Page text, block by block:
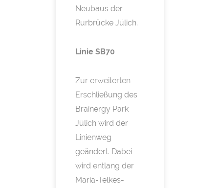
Neubaus der
Rurbrücke Jülich.
Linie SB70
Zur erweiterten
Erschließung des
Brainergy Park
Jülich wird der
Linienweg
geändert. Dabei
wird entlang der
Maria-Telkes-